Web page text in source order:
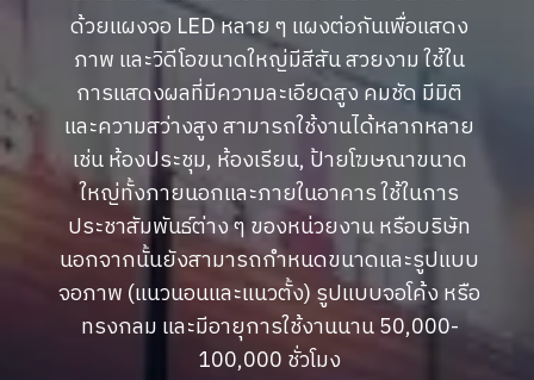
ด้วยแผงจอ LED หลาย ๆ แผงต่อกันเพื่อแสดง
ภาพ และวิดีโอขนาดใหญ่มีสีสัน สวยงาม ใช้ใน
การแสดงผลที่มีความละเอียดสูง คมชัด มีมิติ
และความสว่างสูง สามารถใช้งานได้หลากหลาย
เช่น ห้องประชุม, ห้องเรียน, ป้ายโฆษณาขนาด
ใหญ่ทั้งภายนอกและภายในอาคาร ใช้ในการ
ประชาสัมพันธ์ต่าง ๆ ของหน่วยงาน หรือบริษัท
นอกจากนั้นยังสามารถกำหนดขนาดและรูปแบบ
จอภาพ (แนวนอนและแนวตั้ง) รูปแบบจอโค้ง หรือ
ทรงกลม และมีอายุการใช้งานนาน 50,000-
100,000 ชั่วโมง